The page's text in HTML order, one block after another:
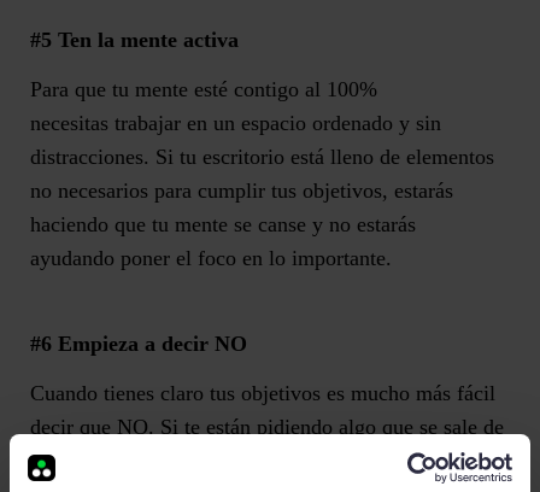
#5 Ten la mente activa
Para que tu mente esté contigo al 100%
necesitas trabajar en un espacio ordenado y sin
distracciones. Si tu escritorio está lleno de elementos
no necesarios para cumplir tus objetivos, estarás
haciendo que tu mente se canse y no estarás
ayudando poner el foco en lo importante.
#6 Empieza a decir NO
Cuando tienes claro tus objetivos es mucho más fácil
decir que NO. Si te están pidiendo algo que se sale de
tu camino y no va a ayudarte
la consecución de tus